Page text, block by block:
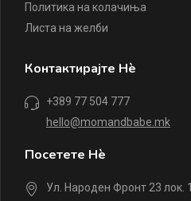
Политика на колачиња
Листа на желби
Контактирајте Нè
+389 77 504 777
hello@momandbabe.mk
Посетете Нè
Ул. Народен Фронт 23 лок. 1